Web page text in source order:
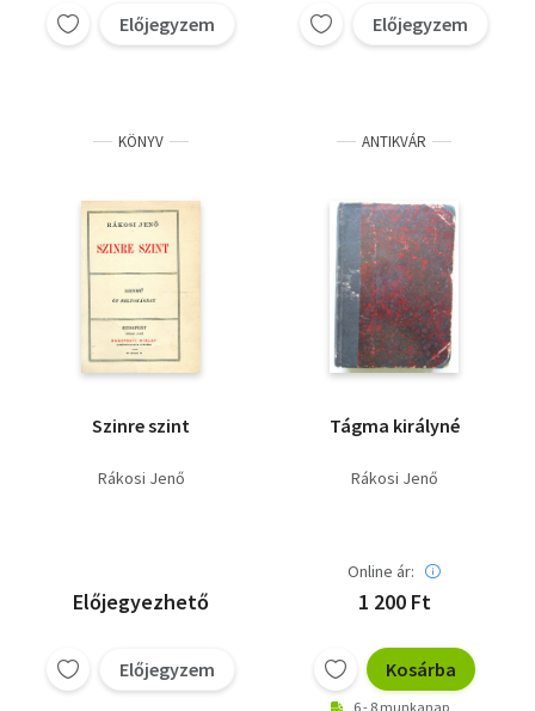
Előjegyzem Előjegyzem
KÖNYV
Szinre szint
Rákosi Jenő
Előjegyezhető
Előjegyzem
ANTIKVÁR
Tágma királyné
Rákosi Jenő
Online ár:
1 200 Ft
Kosárba
6 - 8 munkanap